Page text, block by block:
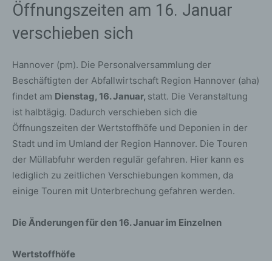
Öffnungszeiten am 16. Januar
verschieben sich
Hannover (pm). Die Personalversammlung der
Beschäftigten der Abfallwirtschaft Region Hannover (aha)
findet am Dienstag, 16. Januar, statt. Die Veranstaltung
ist halbtägig. Dadurch verschieben sich die
Öffnungszeiten der Wertstoffhöfe und Deponien in der
Stadt und im Umland der Region Hannover. Die Touren
der Müllabfuhr werden regulär gefahren. Hier kann es
lediglich zu zeitlichen Verschiebungen kommen, da
einige Touren mit Unterbrechung gefahren werden.
Die Änderungen für den 16. Januar im Einzelnen
Wertstoffhöfe